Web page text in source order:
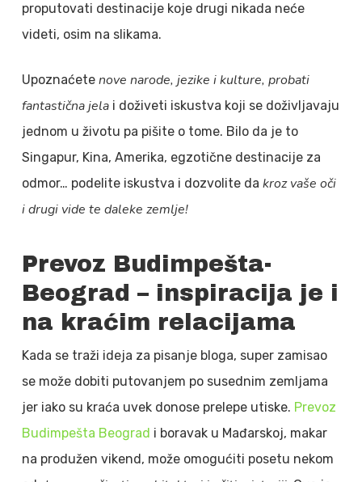
proputovati destinacije koje drugi nikada neće
videti, osim na slikama.
Upoznaćete nove narode, jezike i kulture, probati
fantastična jelai doživeti iskustva koji se doživljavaju
jednom u životu pa pišite o tome. Bilo da je to
Singapur, Kina, Amerika, egzotične destinacije za
odmor… podelite iskustva i dozvolite da kroz vaše oči
i drugi vide te daleke zemlje!
Prevoz Budimpešta-
Beograd – inspiracija je i
na kraćim relacijama
Kada se traži ideja za pisanje bloga, super zamisao
se može dobiti putovanjem po susednim zemljama
jer iako su kraća uvek donose prelepe utiske. Prevoz
Budimpešta Beograd i boravak u Mađarskoj, makar
na produžen vikend, može omogućiti posetu nekom